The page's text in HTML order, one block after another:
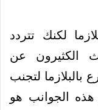
لكنك تتردد
الكثيرون عن
لتجنب
هذه الجوانب هو